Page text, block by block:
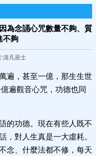
為念誦心咒數量不夠、質
不夠
清凡居士
遍，甚至一億，那生生世
遍觀音心咒，功德也同
的功德。現在有些人既不
，對人生真是一大虛耗。
念、什麼法都不修，每天